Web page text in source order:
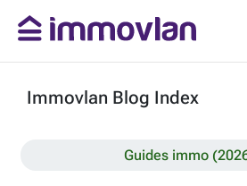
Immovlan Blog Index
Guides immo